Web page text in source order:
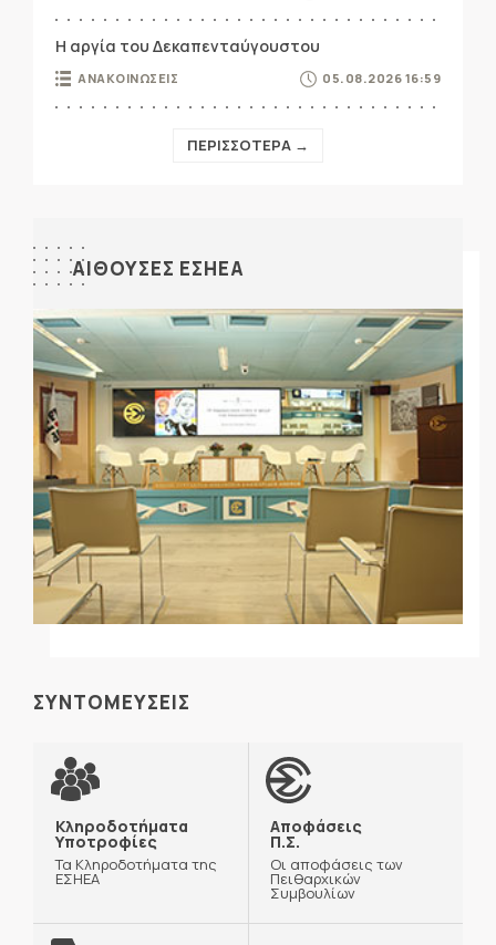
Η αργία του Δεκαπενταύγουστου
ΑΝΑΚΟΙΝΩΣΕΙΣ 05.08.2026 16:59
ΠΕΡΙΣΣΟΤΕΡΑ →
ΑΙΘΟΥΣΕΣ ΕΣΗΕΑ
ΣΥΝΤΟΜΕΥΣΕΙΣ
Κληροδοτήματα
Υποτροφίες
Τα Κληροδοτήματα της
ΕΣΗΕΑ
Αποφάσεις
Π.Σ.
Οι αποφάσεις των
Πειθαρχικών
Συμβουλίων